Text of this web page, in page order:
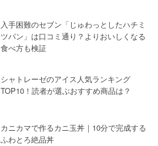
入手困難のセブン「じゅわっとしたハチミ
ツパン」は口コミ通り？よりおいしくなる
食べ方も検証
シャトレーゼのアイス人気ランキング
TOP10！読者が選ぶおすすめ商品は？
カニカマで作るカニ玉丼｜10分で完成する
ふわとろ絶品丼